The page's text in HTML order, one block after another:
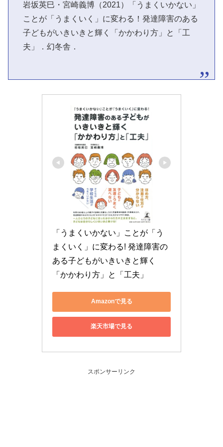
岩坂英巳・宮崎義博（2021）「うまくいかない」
ことが「うまくいく」に変わる！発達障害のある
子どもがいきいきと輝く「かかわり方」と「工
夫」．幻冬舎．
「うまくいかない」ことが「う
まくいく」に変わる! 発達障害の
ある子どもがいきいきと輝く
「かかわり方」と「工夫」
Amazonで見る
楽天市場で見る
スポンサーリンク